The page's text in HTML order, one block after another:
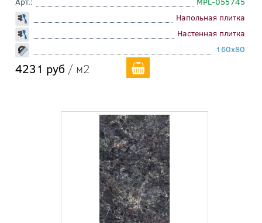
Напольная плитка
Настенная плитка
160x80
4231 руб / м2